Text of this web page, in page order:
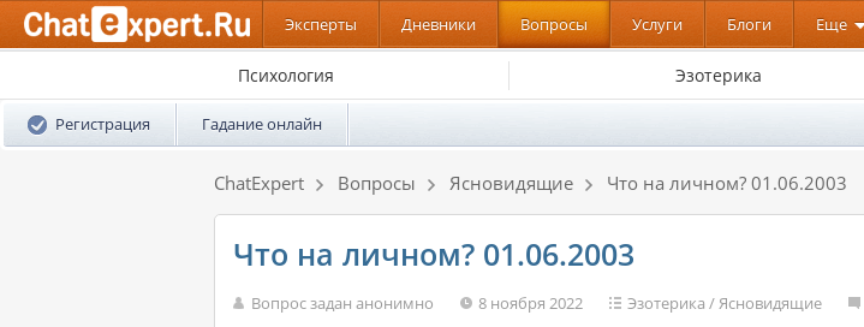
Эксперты Дневники Вопросы Услуги Блоги Еще
Психология Эзотерика
Регистрация Гадание онлайн
ChatExpert Вопросы Ясновидящие Что на личном? 01.06.2003
Что на личном? 01.06.2003
Вопрос задан анонимно 8 ноября 2022 Эзотерика /Ясновидящие